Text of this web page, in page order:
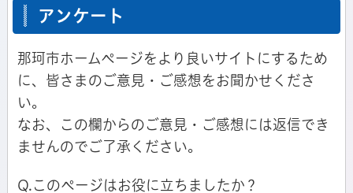
アンケート
那珂市ホームページをより良いサイトにするため
に、皆さまのご意見・ご感想をお聞かせくださ
い。
なお、この欄からのご意見・ご感想には返信でき
ませんのでご了承ください。
Q.このページはお役に立ちましたか？